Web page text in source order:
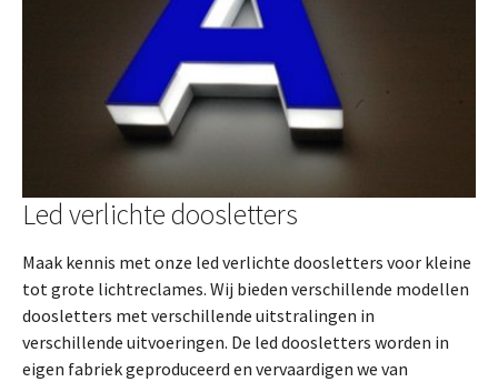
Led verlichte doosletters
Maak kennis met onze led verlichte doosletters voor kleine
tot grote lichtreclames. Wij bieden verschillende modellen
doosletters met verschillende uitstralingen in
verschillende uitvoeringen. De led doosletters worden in
eigen fabriek geproduceerd en vervaardigen we van